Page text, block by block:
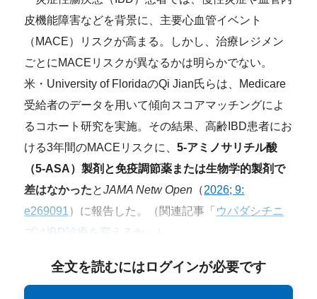
皮機能障害などを背景に、主要心血管イベント
（MACE）リスクが高まる。しかし、治療レジメン
ごとにMACEリスクが異なるかは明らかでない。
米・University of FloridaのQi Jian氏らは、Medicare
受給者のデータを用いて傾向スコアマッチングによ
るコホート研究を実施。その結果、高齢IBD患者にお
ける3年間のMACEリスクに、5-アミノサリチル酸
（5-ASA）製剤と免疫調節薬または生物学的製剤で
差はなかったとJAMA Netw Open （2026; 9:
e269091 ）に報告した。（関連記事「 ウパダシチニ
ブはIBD診療を変えるか
全文を読むにはログインが必要です